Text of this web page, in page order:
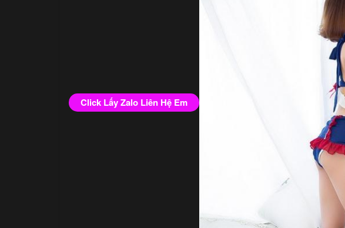
Click Lấy Zalo Liên Hệ Em